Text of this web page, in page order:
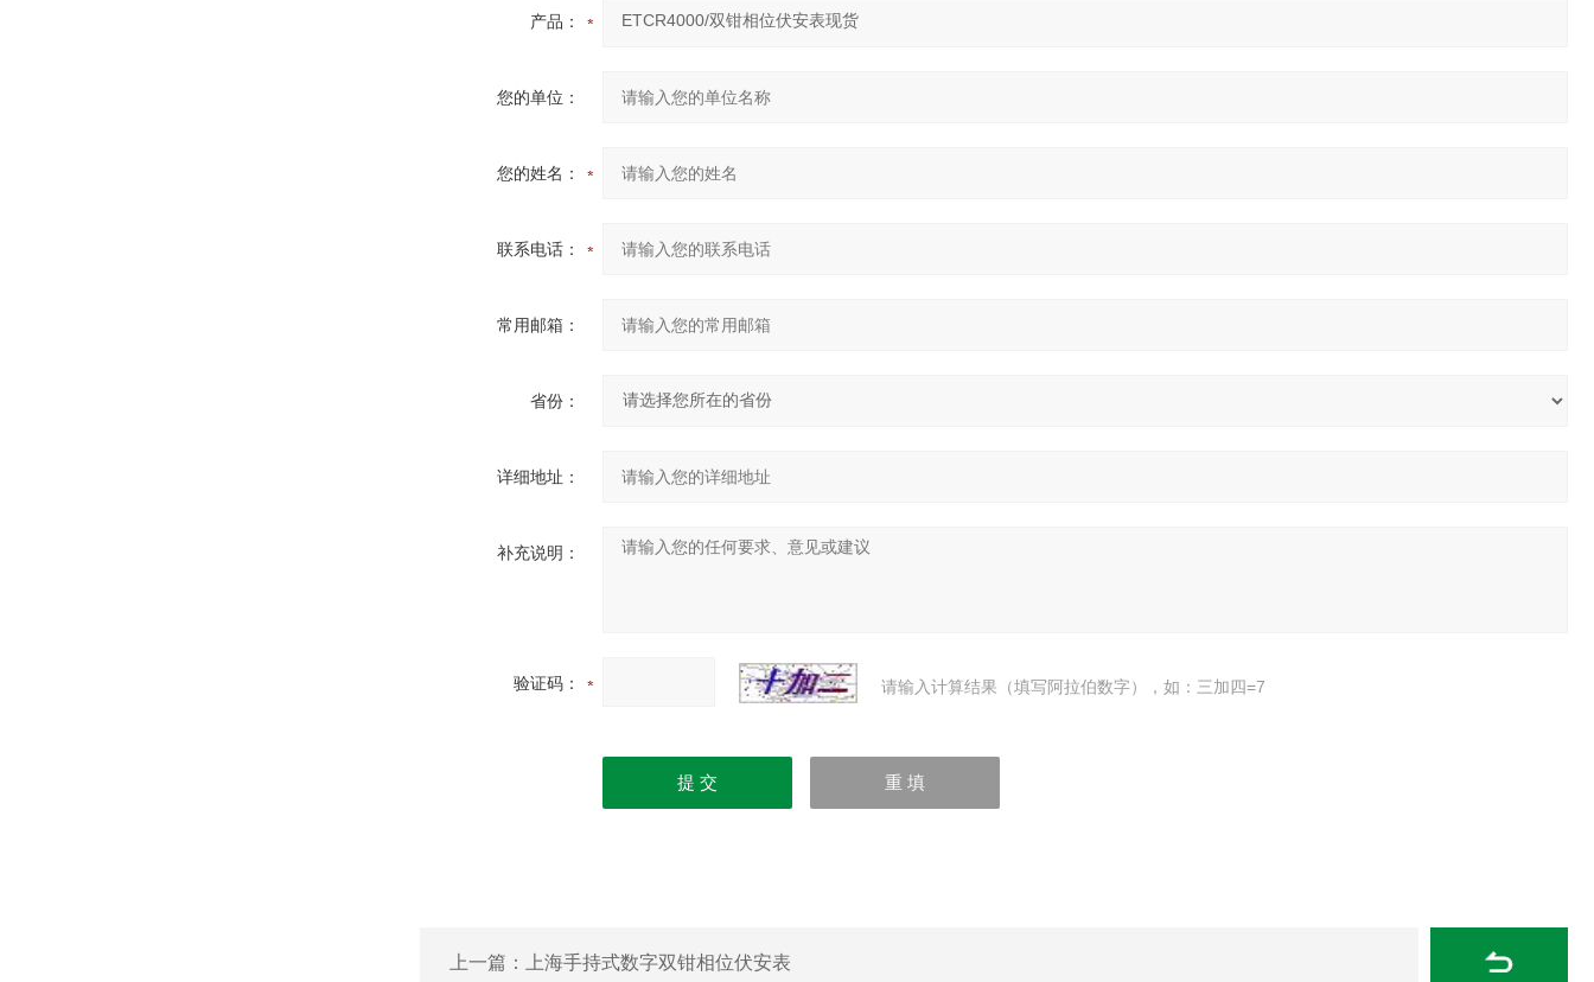
产品：
您的单位：
您的姓名：
联系电话：
常用邮箱：
省份：
详细地址：
补充说明：
验证码： 请输入计算结果（填写阿拉伯数字），如：三加四=7
上一篇： 上海手持式数字双钳相位伏安表